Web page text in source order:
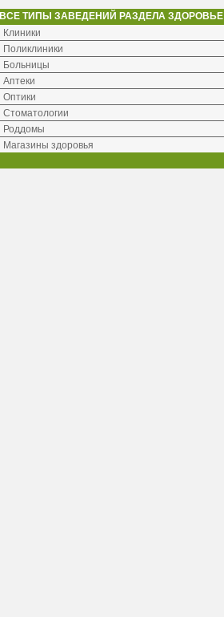
ВСЕ ТИПЫ ЗАВЕДЕНИЙ РАЗДЕЛА ЗДОРОВЬЕ
Клиники
Поликлиники
Больницы
Аптеки
Оптики
Стоматологии
Роддомы
Магазины здоровья